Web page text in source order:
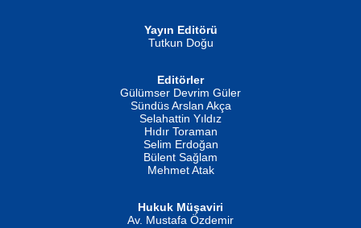
İSMAİL OKUTAN
Erkeklerin Kahrolması Ne Demektir
Evvel Zaman Tanrıçası...
Yayın Editörü
Tutkun Doğu
Editörler
Gülümser Devrim Güler
Sündüs Arslan Akça
Selahattin Yıldız
Hıdır Toraman
Selim Erdoğan
Bülent Sağlam
Mehmet Atak
Hukuk Müşaviri
Av. Mustafa Özdemir